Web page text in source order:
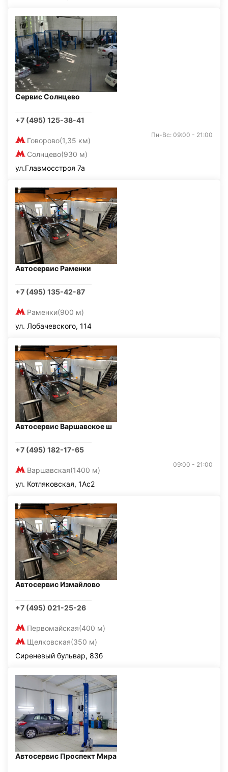
Сервис Солнцево
+7 (495) 125-38-41
Говорово(1,35 км)
Солнцево(930 м)
Пн-Вс: 09:00 - 21:00
ул.Главмосстроя 7а
Автосервис Раменки
+7 (495) 135-42-87
Раменки(900 м)
ул. Лобачевского, 114
Автосервис Варшавское ш
+7 (495) 182-17-65
Варшавская(1400 м)
09:00 - 21:00
ул. Котляковская, 1Ас2
Автосервис Измайлово
+7 (495) 021-25-26
Первомайская(400 м)
Щелковская(350 м)
Сиреневый бульвар, 83б
Автосервис Проспект Мира